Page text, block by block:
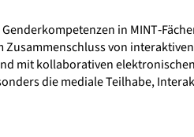
in
von
mit kollaborativen
die mediale Teilhabe,